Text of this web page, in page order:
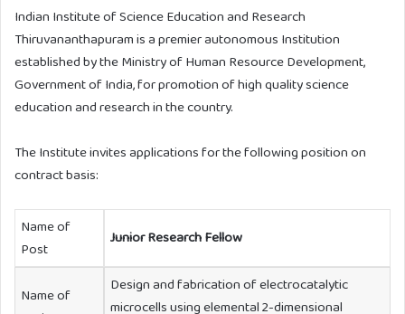
Indian Institute of Science Education and Research
Thiruvananthapuram is a premier autonomous Institution
established by the Ministry of Human Resource Development,
Government of India, for promotion of high quality science
education and research in the country.
The Institute invites applications for the following position on
contract basis:
Name of
Post
Junior Research Fellow
Name of
Design and fabrication of electrocatalytic
microcells using elemental 2-dimensional